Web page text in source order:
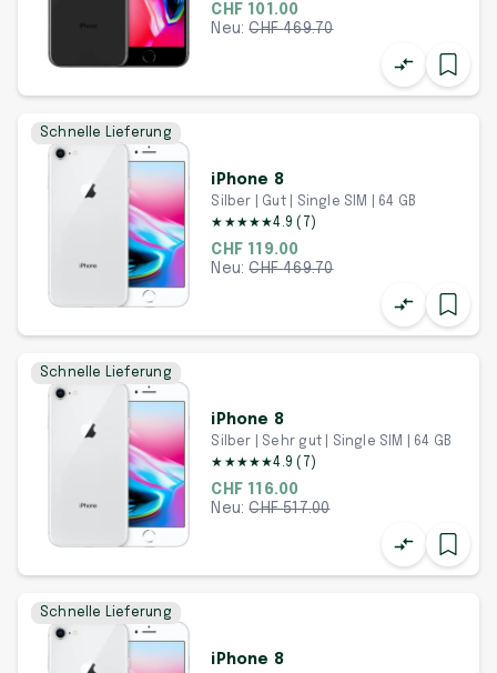
CHF 101.00
Neu:CHF469.70
Schnelle Lieferung
iPhone 8
Silber | Gut | Single SIM | 64 GB
★ ★★★★4.9 ( 7 )
CHF 119.00
Neu:CHF469.70
Schnelle Lieferung
iPhone 8
Silber | Sehr gut | Single SIM | 64 GB
★ ★★★★4.9 ( 7 )
CHF 116.00
Neu:CHF517.00
Schnelle Lieferung
iPhone 8